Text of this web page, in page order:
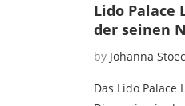
Lido Palace
der seinen
by Johanna
Das Lido Palace